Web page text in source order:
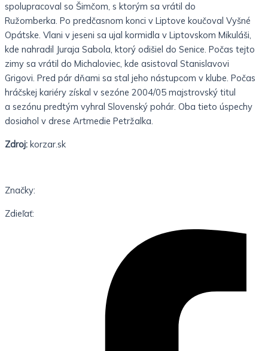
spolupracoval so Šimčom, s ktorým sa vrátil do
Ružomberka. Po predčasnom konci v Liptove koučoval Vyšné
Opátske. Vlani v jeseni sa ujal kormidla v Liptovskom Mikuláši,
kde nahradil Juraja Sabola, ktorý odišiel do Senice. Počas tejto
zimy sa vrátil do Michaloviec, kde asistoval Stanislavovi
Grigovi. Pred pár dňami sa stal jeho nástupcom v klube. Počas
hráčskej kariéry získal v sezóne 2004/05 majstrovský titul
a sezónu predtým vyhral Slovenský pohár. Oba tieto úspechy
dosiahol v drese Artmedie Petržalka.
Zdroj: korzar.sk
Značky:
Zdieľať: